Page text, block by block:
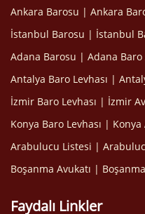
Ankara Barosu | Ankara
İstanbul Barosu | İstanbul
Adana Barosu | Adana Baro
Antalya Baro Levhası |
İzmir Baro Levhası | İzmir
Konya Baro Levhası |
Arabulucu Listesi |
Boşanma Avukatı |
Faydalı Linkler